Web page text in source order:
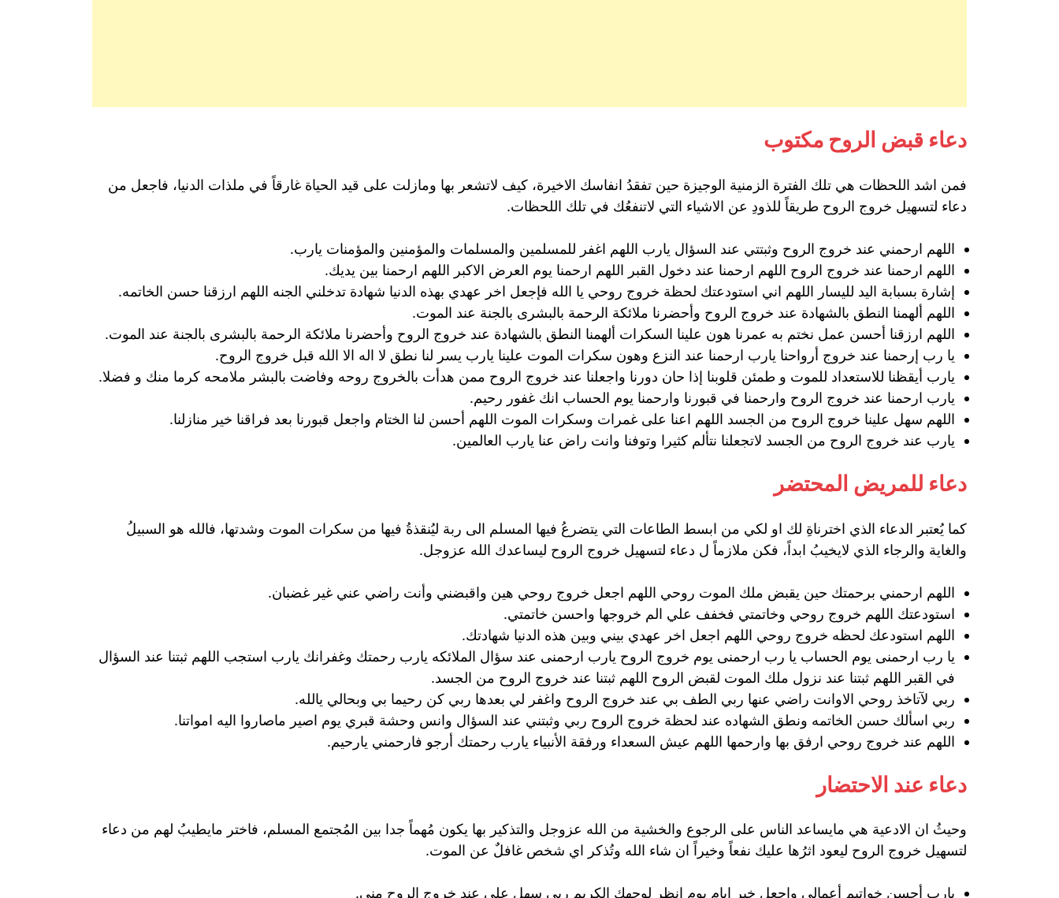
دعاء قبض الروح مكتوب
فمن اشد اللحظات هي تلك الفترة الزمنية الوجيزة حين تفقدُ انفاسك الاخيرة، كيف لاتشعر بها ومازلت على قيد الحياة غارقاً في ملذات الدنيا، فاجعل من
دعاء لتسهيل خروج الروح طريقاً للذودِ عن الاشياء التي لاتنفعُك في تلك اللحظات.
اللهم ارحمني عند خروج الروح وثبتتي عند السؤال يارب اللهم اغفر للمسلمين والمسلمات والمؤمنين والمؤمنات يارب.
اللهم ارحمنا عند خروج الروح اللهم ارحمنا عند دخول القبر اللهم ارحمنا يوم العرض الاكبر اللهم ارحمنا بين يديك.
إشارة بسبابة اليد لليسار اللهم اني استودعتك لحظة خروج روحي يا الله فإجعل اخر عهدي بهذه الدنيا شهادة تدخلني الجنه اللهم ارزقنا حسن الخاتمه.
اللهم ألهمنا النطق بالشهادة عند خروج الروح وأحضرنا ملائكة الرحمة بالبشرى بالجنة عند الموت.
اللهم ارزقنا أحسن عمل نختم به عمرنا هون علينا السكرات ألهمنا النطق بالشهادة عند خروج الروح وأحضرنا ملائكة الرحمة بالبشرى بالجنة عند الموت.
يا رب إرحمنا عند خروج أرواحنا يارب ارحمنا عند النزع وهون سكرات الموت علينا يارب يسر لنا نطق لا اله الا الله قبل خروج الروح.
يارب أيقظنا للاستعداد للموت و طمئن قلوبنا إذا حان دورنا واجعلنا عند خروج الروح ممن هدأت بالخروج روحه وفاضت بالبشر ملامحه كرما منك و فضلا.
يارب ارحمنا عند خروج الروح وارحمنا في قبورنا وارحمنا يوم الحساب انك غفور رحيم.
اللهم سهل علينا خروج الروح من الجسد اللهم اعنا على غمرات وسكرات الموت اللهم أحسن لنا الختام واجعل قبورنا بعد فراقنا خير منازلنا.
يارب عند خروج الروح من الجسد لاتجعلنا نتألم كثيرا وتوفنا وانت راض عنا يارب العالمين.
دعاء للمريض المحتضر
كما يُعتبر الدعاء الذي اخترناةِ لك او لكي من ابسط الطاعات التي يتضرعُ فيها المسلم الى ربة ليُنقذةُ فيها من سكرات الموت وشدتها، فالله هو السبيلُ
والغاية والرجاء الذي لايخيبُ ابداً، فكن ملازماً ل دعاء لتسهيل خروج الروح ليساعدك الله عزوجل.
اللهم ارحمني برحمتك حين يقبض ملك الموت روحي اللهم اجعل خروج روحي هين واقبضني وأنت راضي عني غير غضبان.
استودعتك اللهم خروج روحي وخاتمتي فخفف علي الم خروجها واحسن خاتمتي.
اللهم استودعك لحظه خروج روحي اللهم اجعل اخر عهدي بيني وبين هذه الدنيا شهادتك.
يا رب ارحمنى يوم الحساب يا رب ارحمنى يوم خروج الروح يارب ارحمنى عند سؤال الملائكه يارب رحمتك وغفرانك يارب استجب اللهم ثبتنا عند السؤال
في القبر اللهم ثبتنا عند نزول ملك الموت لقبض الروح اللهم ثبتنا عند خروج الروح من الجسد.
ربي ﻵتاخذ روحي الاوانت راضي عنها ربي الطف بي عند خروج الروح واغفر لي بعدها ربي كن رحيما بي وبحالي يالله.
ربي اسألك حسن الخاتمه ونطق الشهاده عند لحظة خروج الروح ربي وثبتني عند السؤال وانس وحشة قبري يوم اصير ماصاروا اليه امواتنا.
اللهم عند خروج روحي ارفق بها وارحمها اللهم عيش السعداء ورفقة الأنبياء يارب رحمتك أرجو فارحمني يارحيم.
دعاء عند الاحتضار
وحيثُ ان الادعية هي مايساعد الناس على الرجوع والخشية من الله عزوجل والتذكير بها يكون مُهماً جدا بين المُجتمع المسلم، فاختر مايطيبُ لهم من دعاء
لتسهيل خروج الروح ليعود اثرُها عليك نفعاً وخيراً ان شاء الله وتُذكر اي شخص غافلٌ عن الموت.
يارب أحسن خواتيم أعمالي واجعل خير ايام يوم انظر لوجهك الكريم ربي سهل علي عند خروج الروح مني.